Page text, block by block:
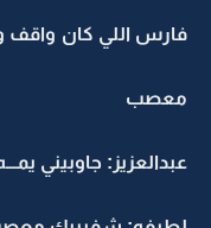
فارس اللي كان
معصب
عبدالعزيز: جاوبيني